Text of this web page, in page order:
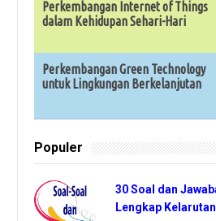
Perkembangan Internet of Things
dalam Kehidupan Sehari-Hari
Perkembangan Green Technology
untuk Lingkungan Berkelanjutan
Populer
30 Soal dan
Lengkap Kelarutan